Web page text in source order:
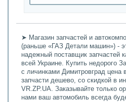
➤ Магазин запчастей и
(раньше «ГАЗ Детали машин») -
надежный поставщик запчастей
всей Украине. Купить недорого
с личинками Димитровград цена
запчасти дешево, со скидкой в
VR.ZP.UA. Заказывайте только
нами ваш автомобиль всегда